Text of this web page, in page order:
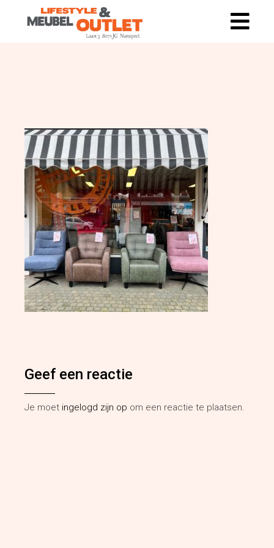
Geef een reactie
Je moet ingelogd zijn op om een reactie te plaatsen.